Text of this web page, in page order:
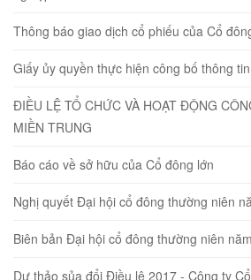
Thông báo giao dịch cổ phiếu của Cổ
Giấy ủy quyền thực hiện công bố thông tin
ĐIỀU LỆ TỔ CHỨC VÀ HOẠT ĐỘNG
MIỀN TRUNG
Báo cáo về sở hữu của Cổ đông lớn
Nghị quyết Đại hội cổ đông thường niên
Biên bản Đại hội cổ đông thường niên
Dự thảo sủa đổi Điều lệ 2017 - Công ty